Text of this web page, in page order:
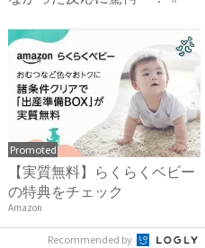
Promoted
【実質無料】らくらくベビー
の特典をチェック
Amazon
Recommended by